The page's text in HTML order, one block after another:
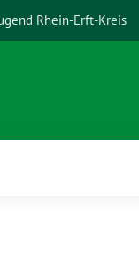
Rhein-Erft-Kreis